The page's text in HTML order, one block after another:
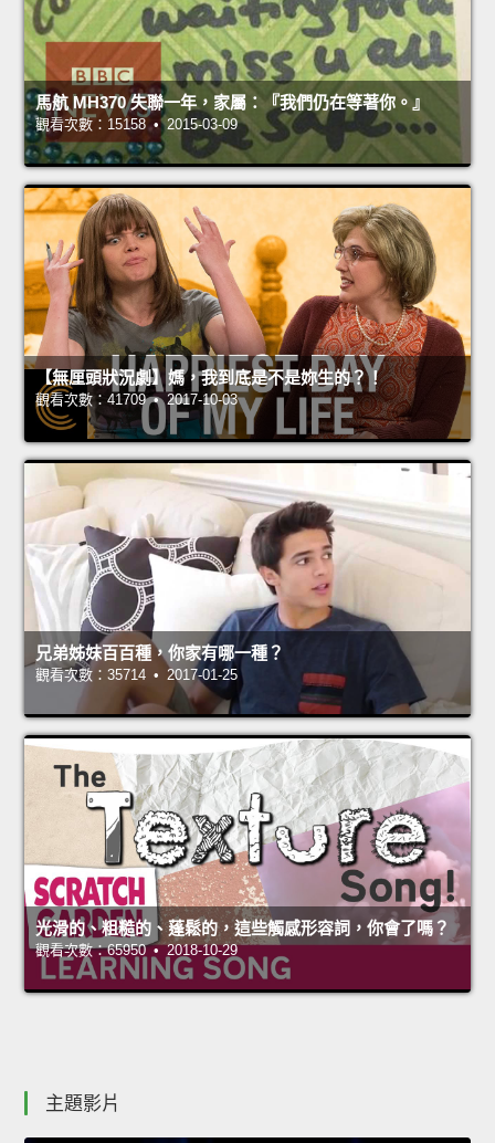
馬航 MH370 失聯一年，家屬：『我們仍在等著你。』
觀看次數：15158 • 2015-03-09
【無厘頭狀況劇】媽，我到底是不是妳生的？！
觀看次數：41709 • 2017-10-03
兄弟姊妹百百種，你家有哪一種？
觀看次數：35714 • 2017-01-25
光滑的、粗糙的、蓬鬆的，這些觸感形容詞，你會了嗎？
觀看次數：65950 • 2018-10-29
主題影片